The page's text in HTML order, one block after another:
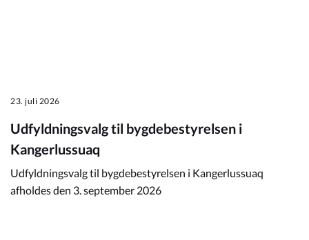
23. juli 2026
Udfyldningsvalg til bygdebestyrelsen i
Kangerlussuaq
Udfyldningsvalg til bygdebestyrelsen i Kangerlussuaq
afholdes den 3. september 2026